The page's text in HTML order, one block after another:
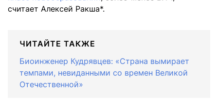
считает Алексей Ракша*.
ЧИТАЙТЕ ТАКЖЕ
Биоинженер Кудрявцев: «Страна вымирает
темпами, невиданными со времен Великой
Отечественной»